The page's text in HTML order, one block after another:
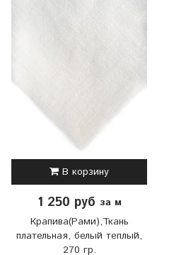
В корзину
1 250 руб за м
Крапива(Рами),Ткань
плательная, белый теплый,
270 гр.